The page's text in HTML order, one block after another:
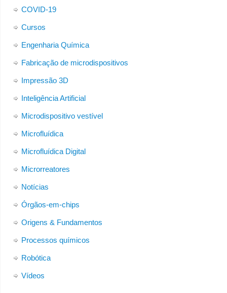
COVID-19
Cursos
Engenharia Química
Fabricação de microdispositivos
Impressão 3D
Inteligência Artificial
Microdispositivo vestível
Microfluídica
Microfluídica Digital
Microrreatores
Notícias
Órgãos-em-chips
Origens & Fundamentos
Processos químicos
Robótica
Vídeos